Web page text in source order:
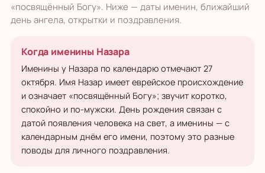
«посвящённый Богу». Ниже — даты именин, ближайший
день ангела, открытки и поздравления.
Когда именины Назара
Именины у Назара по календарю отмечают 27
октября. Имя Назар имеет еврейское происхождение
и означает «посвящённый Богу»; звучит коротко,
спокойно и по-мужски. День рождения связан с
датой появления человека на свет, а именины — с
календарным днём его имени, поэтому это разные
поводы для личного поздравления.